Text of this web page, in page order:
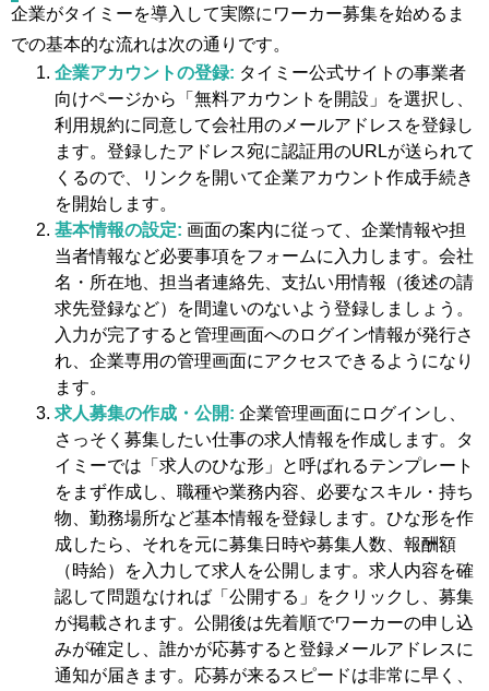
企業がタイミーを導入して実際にワーカー募集を始めるま
での基本的な流れは次の通りです​。
企業アカウントの登録: タイミー公式サイトの事業者
向けページから「無料アカウントを開設」を選択し、
利用規約に同意して会社用のメールアドレスを登録し
ます。登録したアドレス宛に認証用のURLが送られて
くるので、リンクを開いて企業アカウント作成手続き
を開始します。
基本情報の設定: 画面の案内に従って、企業情報や担
当者情報など必要事項をフォームに入力します。会社
名・所在地、担当者連絡先、支払い用情報（後述の請
求先登録など）を間違いのないよう登録しましょう。
入力が完了すると管理画面へのログイン情報が発行さ
れ、企業専用の管理画面にアクセスできるようになり
ます​。
求人募集の作成・公開: 企業管理画面にログインし、
さっそく募集したい仕事の求人情報を作成します。タ
イミーでは「求人のひな形」と呼ばれるテンプレート
をまず作成し、職種や業務内容、必要なスキル・持ち
物、勤務場所など基本情報を登録します​。ひな形を作
成したら、それを元に募集日時や募集人数、報酬額
（時給）を入力して求人を公開します​。求人内容を確
認して問題なければ「公開する」をクリックし、募集
が掲載されます。公開後は先着順でワーカーの申し込
みが確定し、誰かが応募すると登録メールアドレスに
通知が届きます。応募が来るスピードは非常に早く、